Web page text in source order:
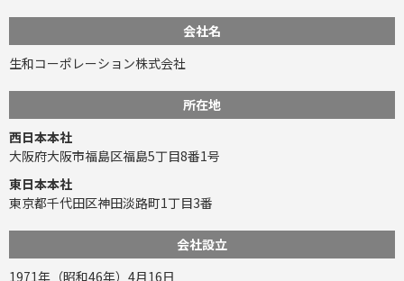
会社名
生和コーポレーション株式会社
所在地
西日本本社
大阪府大阪市福島区福島5丁目8番1号
東日本本社
東京都千代田区神田淡路町1丁目3番
会社設立
1971年（昭和46年）4月16日